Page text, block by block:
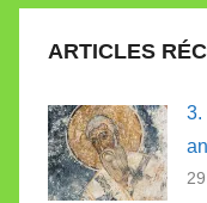
ARTICLES
3.